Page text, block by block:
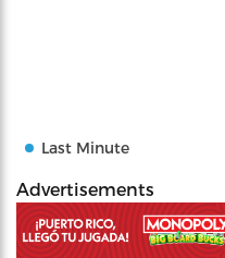
Last Minute
Advertisements